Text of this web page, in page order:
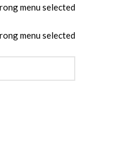
menu selected
menu selected